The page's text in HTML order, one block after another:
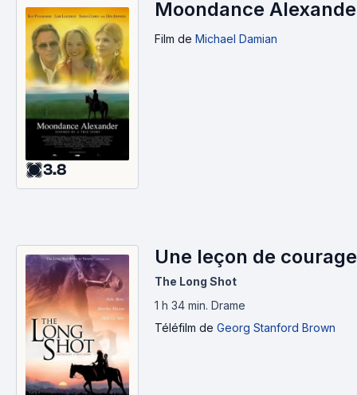
3.8
Moondance
Film de Michael Damian
Une leçon de courage
The Long Shot
1 h 34 min. Drame
Téléfilm de Georg Stanford Brown